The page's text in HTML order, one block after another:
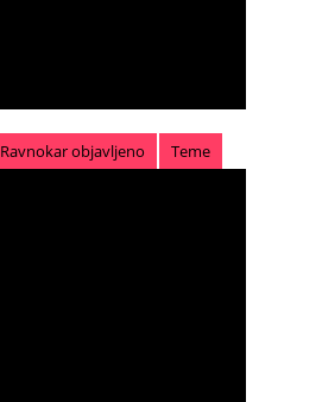
Ravnokar objavljeno Teme